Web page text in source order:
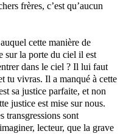
frères, c’est qu’aucun
cette manière de
sur la porte du ciel il est
dans le ciel ? Il lui faut
tu vivras. Il a manqué à cette
sa justice parfaite, et non
justice est mise sur nous.
transgressions sont
lecteur, que la grave